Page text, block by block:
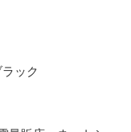
ック